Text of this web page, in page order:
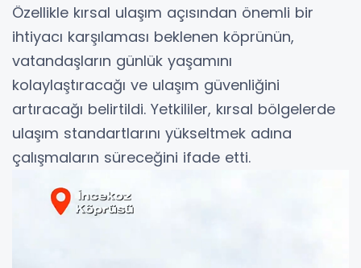
Özellikle kırsal ulaşım açısından önemli bir
ihtiyacı karşılaması beklenen köprünün,
vatandaşların günlük yaşamını
kolaylaştıracağı ve ulaşım güvenliğini
artıracağı belirtildi. Yetkililer, kırsal bölgelerde
ulaşım standartlarını yükseltmek adına
çalışmaların süreceğini ifade etti.